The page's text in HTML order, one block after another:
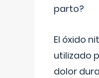
parto?
El óxido
utilizado
dolor